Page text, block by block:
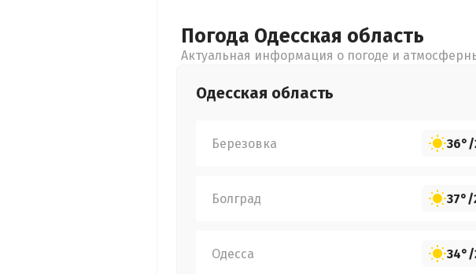
Погода Одесская область
Актуальная информация о погоде и
Одесская область
Березовка 36°/
Болград 37°/
Одесса 34°/